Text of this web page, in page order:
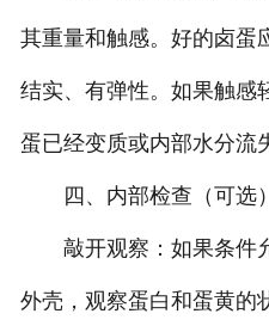
其重量和触感。好的卤蛋
结实、有弹性。如果触感
蛋已经变质或内部水分流
四、内部检查（可选）
敲开观察：如果条件
外壳，观察蛋白和蛋黄的